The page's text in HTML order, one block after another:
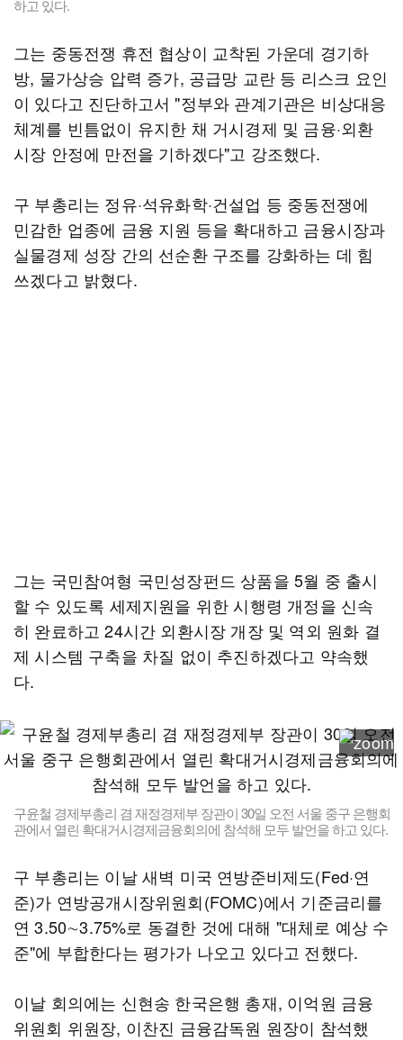
하고 있다.
그는 중동전쟁 휴전 협상이 교착된 가운데 경기하
방, 물가상승 압력 증가, 공급망 교란 등 리스크 요인
이 있다고 진단하고서 "정부와 관계기관은 비상대응
체계를 빈틈없이 유지한 채 거시경제 및 금융·외환
시장 안정에 만전을 기하겠다"고 강조했다.
구 부총리는 정유·석유화학·건설업 등 중동전쟁에
민감한 업종에 금융 지원 등을 확대하고 금융시장과
실물경제 성장 간의 선순환 구조를 강화하는 데 힘
쓰겠다고 밝혔다.
그는 국민참여형 국민성장펀드 상품을 5월 중 출시
할 수 있도록 세제지원을 위한 시행령 개정을 신속
히 완료하고 24시간 외환시장 개장 및 역외 원화 결
제 시스템 구축을 차질 없이 추진하겠다고 약속했
다.
구윤철 경제부총리 겸 재정경제부 장관이 30일 오전 서울 중구 은행회
관에서 열린 확대거시경제금융회의에 참석해 모두 발언을 하고 있다.
구 부총리는 이날 새벽 미국 연방준비제도(Fed·연
준)가 연방공개시장위원회(FOMC)에서 기준금리를
연 3.50∼3.75%로 동결한 것에 대해 "대체로 예상 수
준"에 부합한다는 평가가 나오고 있다고 전했다.
이날 회의에는 신현송 한국은행 총재, 이억원 금융
위원회 위원장, 이찬진 금융감독원 원장이 참석했